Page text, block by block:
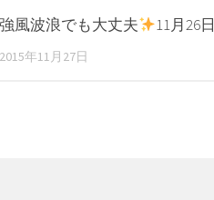
強風波浪でも大丈夫 11月26日
2015年11月27日